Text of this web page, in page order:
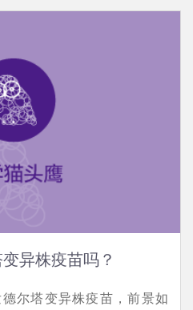
异株疫苗吗？
尔塔变异株疫苗，前景如